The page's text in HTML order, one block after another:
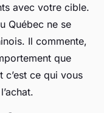
avec votre cible.
Québec ne se
Il commente,
que
c’est ce qui vous